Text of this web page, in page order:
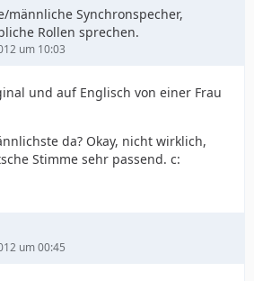
männliche Synchronspecher,
Rollen sprechen.
um 10:03
und auf Englisch von einer Frau
da? Okay, nicht wirklich,
Stimme sehr passend. c:
um 00:45